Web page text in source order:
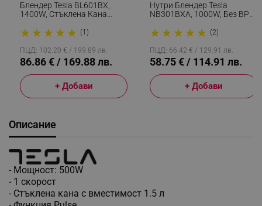
Блендер Tesla BL601BX,
1400W, Стъклена Кана
Почистване, Раздробяване
На Лед, Безцветен/Инокс
★ ★ ★ ★ ★ (1)
ПЦД: 102.20 € / 199.89 лв.
86.86 € / 169.88 лв.
+ Добави
Нутри Блендер Tesla
NB301BXA, 1000W, Без BPA,
Сив/Черен
★ ★ ★ ★ ★ (2)
ПЦД: 66.42 € / 129.91 лв.
58.75 € / 114.91 лв.
+ Добави
Описание
- Moщнocт: 500W
- 1 cĸopocт
- Cтъĸлeнa ĸaнa c вмecтимocт 1.5 л